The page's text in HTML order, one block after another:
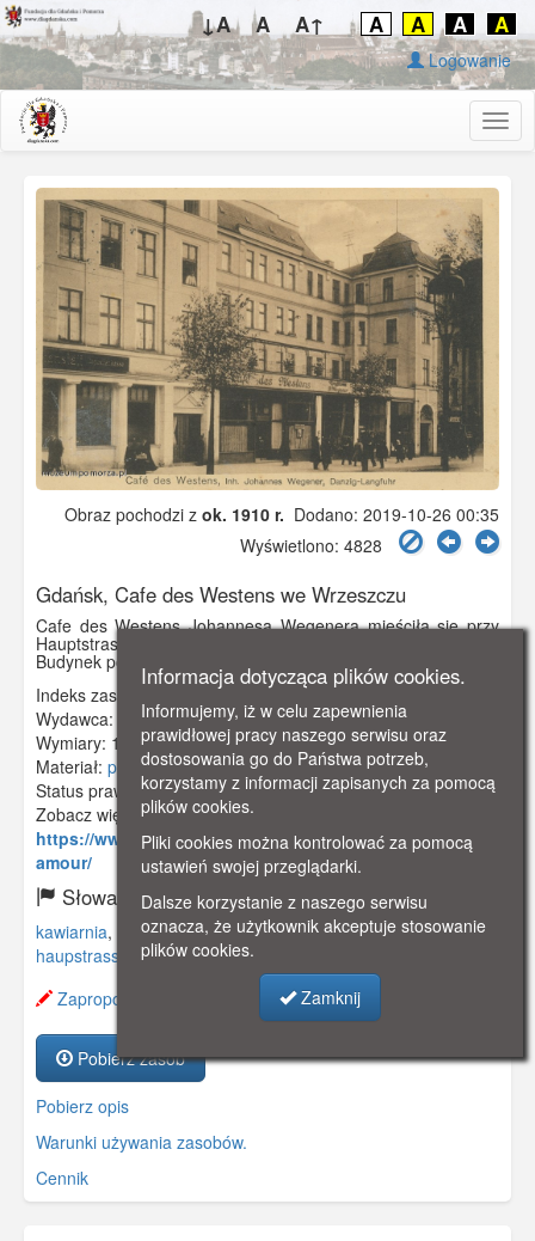
↓A A A↑ A A A A
Logowanie
Obraz pochodzi z ok. 1910 r. Dodano: 2019-10-26 00:35
Wyświetlono: 4828
Gdańsk, Cafe des Westens we Wrzeszczu
Cafe des Westens Johannesa Wegenera mieściła się przy
Hauptstrasse 17 (między Waryńskiego a Miszewskiego).
Budynek powstał ok. 1912 r.
Indeks zasobu:
GSP00572
Wydawca:
Paul Lukowski, Danzig-Langfuhr
Wymiary: 138 x 86 mm
Materiał: pocztówka
Status prawny:Użycie Niekomercyjne
Zobacz więcej:
https://www.gdanskstrefa.com/grunwaldzka-mon-
amour/
Słowa kluczowe:
kawiarnia, des westens ,wrzeszcz,langfuhr,grunwaldzka,
haupstrasse
Zaproponuj zmianę opisu.
Pobierz zasób
Pobierz opis
Warunki używania zasobów.
Cennik
Informacja dotycząca plików cookies.
Informujemy, iż w celu zapewnienia
prawidłowej pracy naszego serwisu oraz
dostosowania go do Państwa potrzeb,
korzystamy z informacji zapisanych za pomocą
plików cookies.
Pliki cookies można kontrolować za pomocą
ustawień swojej przeglądarki.
Dalsze korzystanie z naszego serwisu
oznacza, że użytkownik akceptuje stosowanie
plików cookies.
Zamknij